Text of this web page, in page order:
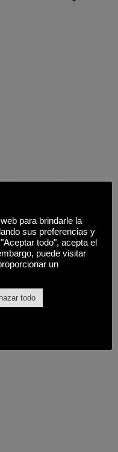
para brindarle la
sus preferencias y
todo", acepta el
puede visitar
un
todo